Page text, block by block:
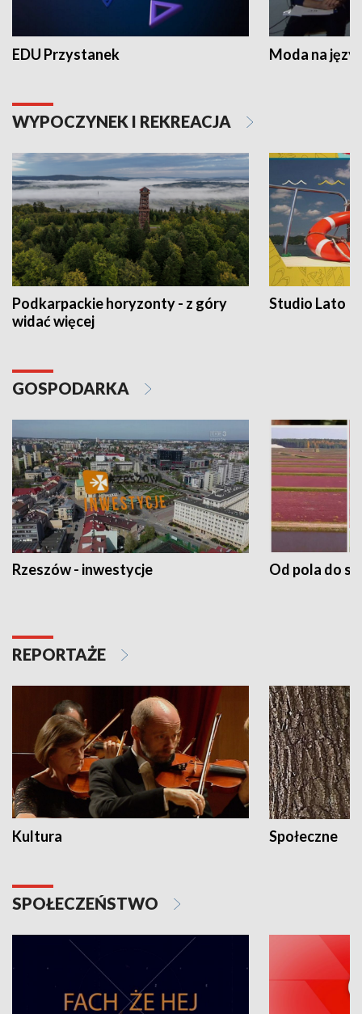
EDU Przystanek Moda na
WYPOCZYNEK I REKREACJA
Podkarpackie horyzonty - z góry
widać więcej
Studio Lato
GOSPODARKA
Rzeszów - inwestycje Od pola do
REPORTAŻE
Kultura Społeczne
SPOŁECZEŃSTWO